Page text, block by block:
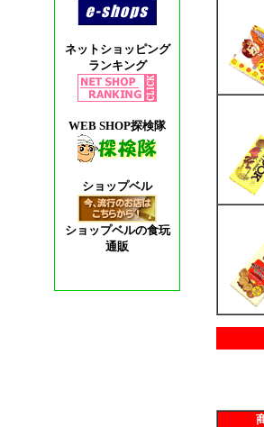
ネットショッピング
ランキング
WEB SHOP探検隊
ショップベル
ショップベルの食玩
通販